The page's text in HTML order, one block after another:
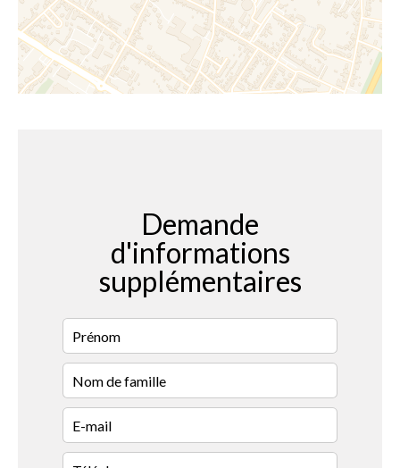
Demande
d'informations
supplémentaires